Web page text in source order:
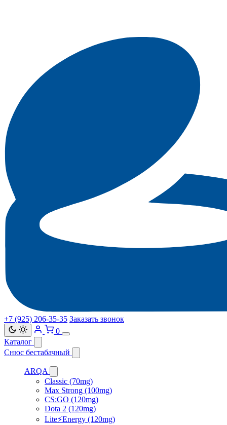
+7 (925) 206‑35‑35 Заказать звонок
0
Каталог
Снюс бестабачный
ARQA
Classic (70mg)
Max Strong (100mg)
CS:GO (120mg)
Dota 2 (120mg)
Lite⚡Energy (120mg)